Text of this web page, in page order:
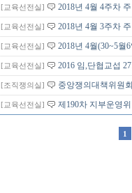
[교육선전실]
2018년 4월 4주차
[교육선전실]
2018년 4월 3주차
[교육선전실]
2018년 4월(30~5월
[교육선전실]
2016 임,단협교섭
[조직쟁의실]
중앙쟁의대책위원
[교육선전실] 제190차 지부운영
1